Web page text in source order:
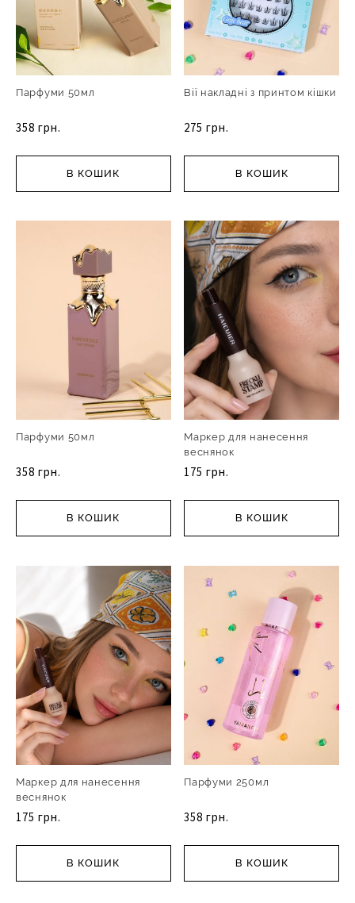
Парфуми 50мл
358 грн.
В КОШИК
Вії накладні з принтом кішки
275 грн.
В КОШИК
Парфуми 50мл
358 грн.
В КОШИК
Маркер для нанесення
веснянок
175 грн.
В КОШИК
Маркер для нанесення
веснянок
175 грн.
В КОШИК
Парфуми 250мл
358 грн.
В КОШИК